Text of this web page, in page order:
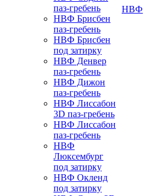
паз-гребень
НВФ Брисбен
паз-гребень
НВФ Брисбен
под затирку
НВФ Денвер
паз-гребень
НВФ Дижон
паз-гребень
НВФ Лиссабон
3D паз-гребень
НВФ Лиссабон
паз-гребень
НВФ
Люксембург
под затирку
НВФ Окленд
под затирку
НВФ